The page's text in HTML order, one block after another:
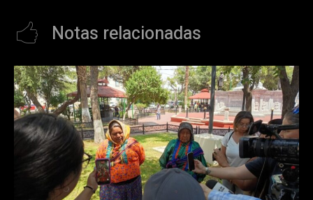
Notas relacionadas